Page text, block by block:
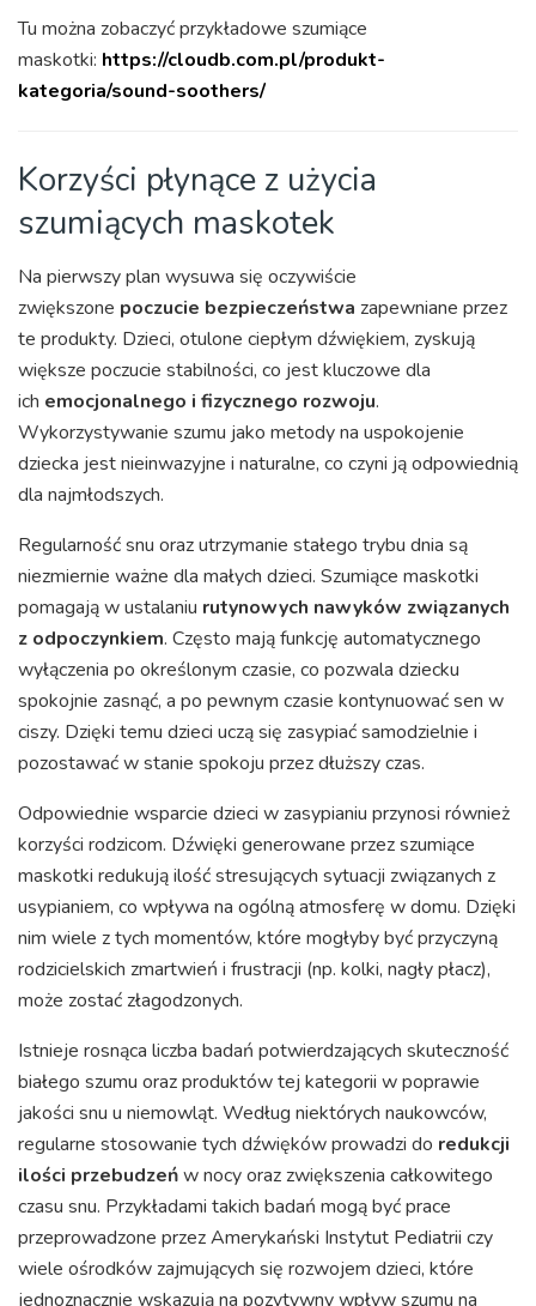
Tu można zobaczyć przykładowe szumiące
maskotki: https://cloudb.com.pl/produkt-
kategoria/sound-soothers/
Korzyści płynące z użycia
szumiących maskotek
Na pierwszy plan wysuwa się oczywiście
zwiększone poczucie bezpieczeństwa zapewniane przez
te produkty. Dzieci, otulone ciepłym dźwiękiem, zyskują
większe poczucie stabilności, co jest kluczowe dla
ich emocjonalnego i fizycznego rozwoju.
Wykorzystywanie szumu jako metody na uspokojenie
dziecka jest nieinwazyjne i naturalne, co czyni ją odpowiednią
dla najmłodszych.
Regularność snu oraz utrzymanie stałego trybu dnia są
niezmiernie ważne dla małych dzieci. Szumiące maskotki
pomagają w ustalaniu rutynowych nawyków związanych
z odpoczynkiem. Często mają funkcję automatycznego
wyłączenia po określonym czasie, co pozwala dziecku
spokojnie zasnąć, a po pewnym czasie kontynuować sen w
ciszy. Dzięki temu dzieci uczą się zasypiać samodzielnie i
pozostawać w stanie spokoju przez dłuższy czas.
Odpowiednie wsparcie dzieci w zasypianiu przynosi również
korzyści rodzicom. Dźwięki generowane przez szumiące
maskotki redukują ilość stresujących sytuacji związanych z
usypianiem, co wpływa na ogólną atmosferę w domu. Dzięki
nim wiele z tych momentów, które mogłyby być przyczyną
rodzicielskich zmartwień i frustracji (np. kolki, nagły płacz),
może zostać złagodzonych.
Istnieje rosnąca liczba badań potwierdzających skuteczność
białego szumu oraz produktów tej kategorii w poprawie
jakości snu u niemowląt. Według niektórych naukowców,
regularne stosowanie tych dźwięków prowadzi do redukcji
ilości przebudzeńw nocy oraz zwiększenia całkowitego
czasu snu. Przykładami takich badań mogą być prace
przeprowadzone przez Amerykański Instytut Pediatrii czy
wiele ośrodków zajmujących się rozwojem dzieci, które
jednoznacznie wskazują na pozytywny wpływ szumu na